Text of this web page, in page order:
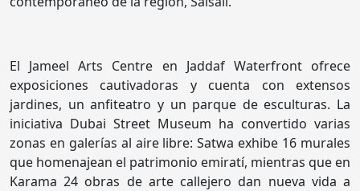
El Jameel Arts Centre en Jaddaf Waterfront ofrece
exposiciones cautivadoras y cuenta con extensos
jardines, un anfiteatro y un parque de esculturas. La
iniciativa Dubai Street Museum ha convertido varias
zonas en galerías al aire libre: Satwa exhibe 16 murales
que homenajean el patrimonio emiratí, mientras que en
Karama 24 obras de arte callejero dan nueva vida a